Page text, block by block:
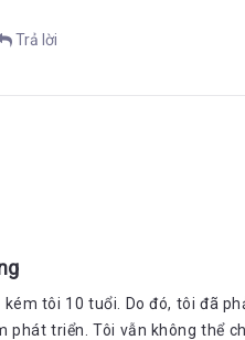
Trả lời
tôi 10 tuổi. Do đó, tôi đã
phát triển. Tôi vẫn không thể